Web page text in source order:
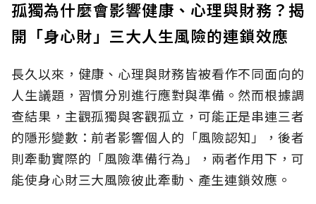
孤獨為什麼會影響健康、心理與財務？揭
開「身心財」三大人生風險的連鎖效應
長久以來，健康、心理與財務皆被看作不同面向的
人生議題，習慣分別進行應對與準備。然而根據調
查結果，主觀孤獨與客觀孤立，可能正是串連三者
的隱形變數：前者影響個人的「風險認知 」，後者
則牽動實際的「風險準備行為」，兩者作用下，可
能使身心財三大風險彼此牽動、產生連鎖效應。